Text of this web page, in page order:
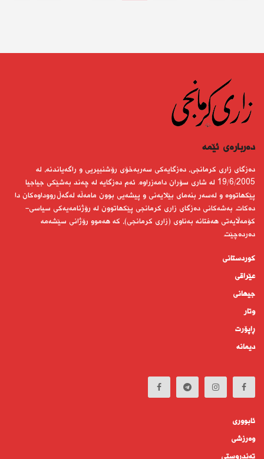
دەربارەى ئێمە
دەزگای زاری كرمانجی، دەزگایەكی سەربەخۆی رۆشنبیریی و راگەیاندنە، لە
19/6/2005 لە شاری سۆران دامەزراوە. ئەم دەزگایە لە چەند بەشێكی جیاجیا
پێكهاتووە و لەسەر بنەمای بێلایەنی و پیشەیی بوون مامەڵە لەگەڵ رووداوەكان دا
دەكات. بەشەكانی دەزگای زاری كرمانجی پێكهاتوون لە رۆژنامەیەكی سیاسی-
كۆمەڵایەتی هەفتانە بەناوی (زاری كرمانجی)، كە هەموو رۆژانی سێشەمە
دەردەچێت.
کوردستانى
عێراقی
جیهانى
وتار
ڕاپۆرت
دیمانە
ئابوورى
وەرزشی
تەندروستى